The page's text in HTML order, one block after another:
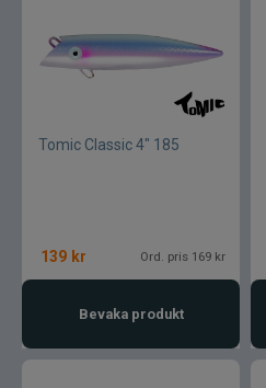
Tomic Classic 4" 185
139 kr Ord. pris 169 kr
Bevaka produkt